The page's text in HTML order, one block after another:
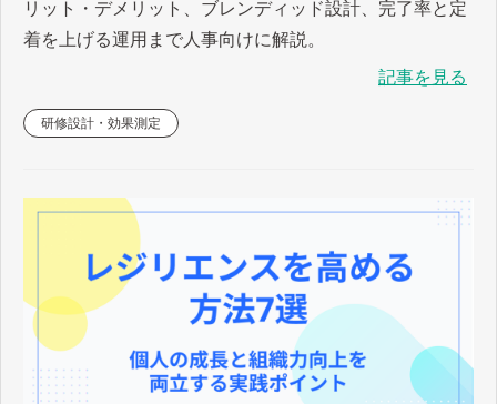
リット・デメリット、ブレンディッド設計、完了率と定
着を上げる運用まで人事向けに解説。
記事を見る
研修設計・効果測定